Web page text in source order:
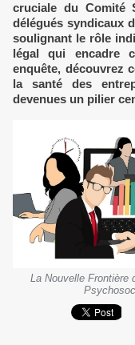
cruciale du Comité
délégués syndicaux
soulignant le rôle
légal qui encadre
enquête, découvrez
la santé des
devenues un pilier
La Nouvelle Frontière